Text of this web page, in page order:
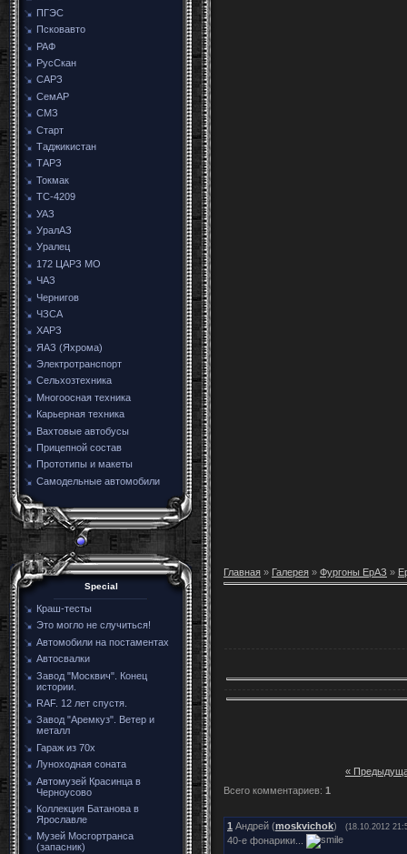
ПГЭС
Псковавто
РАФ
РусСкан
САРЗ
СемАР
СМЗ
Старт
Таджикистан
ТАРЗ
Токмак
ТС-4209
УАЗ
УралАЗ
Уралец
172 ЦАРЗ МО
ЧАЗ
Чернигов
ЧЗСА
ХАРЗ
ЯАЗ (Яхрома)
Электротранспорт
Сельхозтехника
Многоосная техника
Карьерная техника
Вахтовые автобусы
Прицепной состав
Прототипы и макеты
Самодельные автомобили
Special
Краш-тесты
Это могло не случиться!
Автомобили на постаментах
Автосвалки
Завод "Москвич". Конец
истории.
RAF. 12 лет спустя.
Завод "Аремкуз". Ветер и
металл
Гараж из 70х
Луноходная соната
Автомузей Красинца в
Черноусово
Коллекция Батанова в
Ярославле
Музей Мосгортранса
(запасник)
Главная » Галерея » Фургоны ЕрАЗ »
«
Всего комментариев: 1
1 Андрей (moskvichok) (18.10.2012
40-е фонарики...